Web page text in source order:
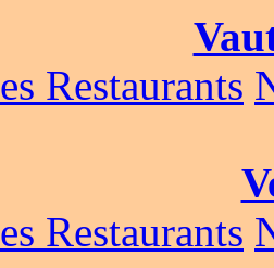
Restaurants
Restaurants